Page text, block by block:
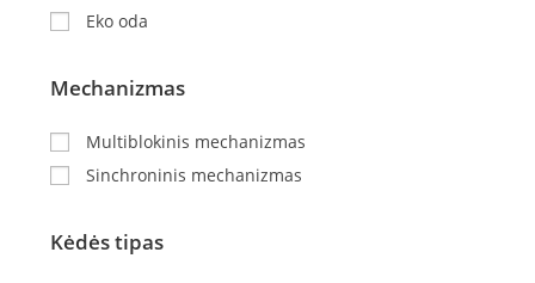
Eko oda
Mechanizmas
Multiblokinis mechanizmas
Sinchroninis mechanizmas
Kėdės tipas